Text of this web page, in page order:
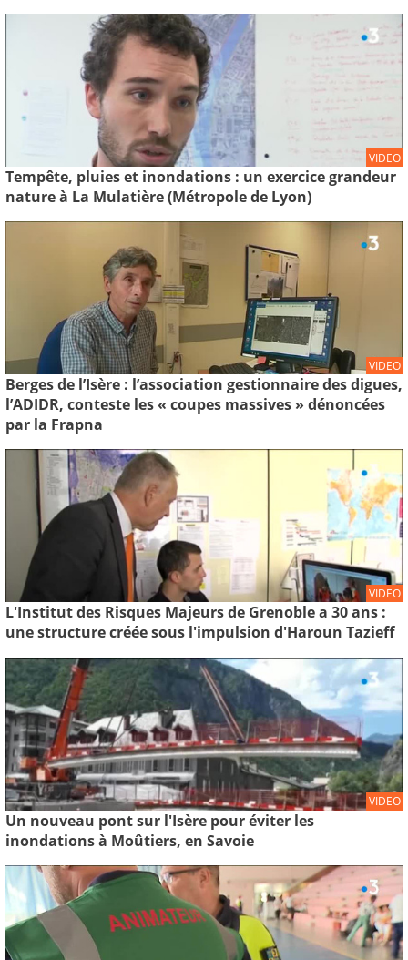
VIDEO
Tempête, pluies et inondations : un exercice grandeur
nature à La Mulatière (Métropole de Lyon)
VIDEO
Berges de l’Isère : l’association gestionnaire des digues,
l’ADIDR, conteste les « coupes massives » dénoncées
par la Frapna
VIDEO
L'Institut des Risques Majeurs de Grenoble a 30 ans :
une structure créée sous l'impulsion d'Haroun Tazieff
VIDEO
Un nouveau pont sur l'Isère pour éviter les
inondations à Moûtiers, en Savoie